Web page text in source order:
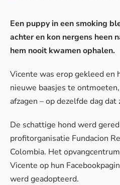
Een puppy in een smoking
achter en kon nergens heen
hem nooit kwamen ophalen.
Vicente was erop gekleed en
nieuwe baasjes te
afzagen – op dezelfde dag
De schattige hond werd
profitorganisatie Fundacion
Colombia. Het
Vicente op hun
werd geadopteerd.